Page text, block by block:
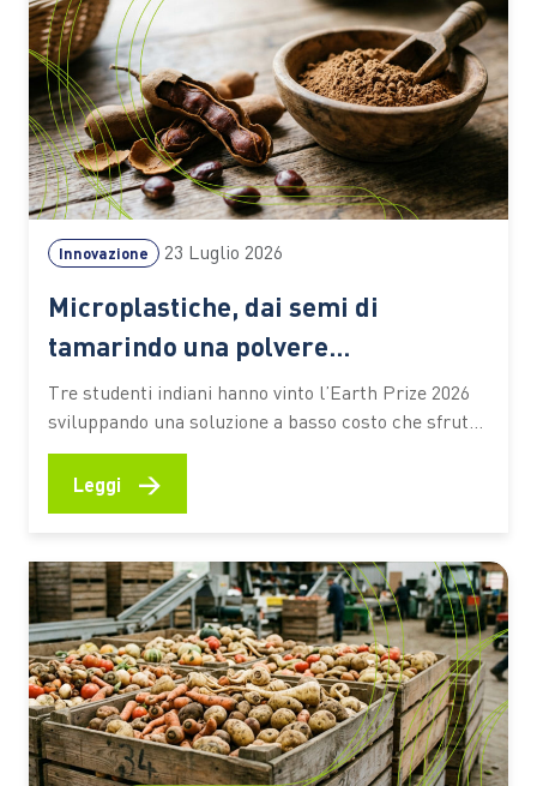
Innovazione 23 Luglio 2026
Microplastiche, dai semi di
tamarindo una polvere
biodegradabile che depura l’acqua
senza elettricità
Tre studenti indiani hanno vinto l’Earth Prize 2026
sviluppando una soluzione a basso costo che sfrutta
materiali naturali e particelle magnetiche per
catturare gli inquinanti. Un’idea che potrebbe
tamarindo, una polvere biodegradabile e un
sistema…
Leggi →